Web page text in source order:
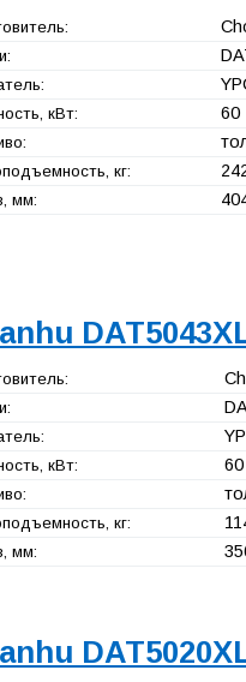
кВт: 60
кг:
мм:
кВт: 60
кг:
мм: